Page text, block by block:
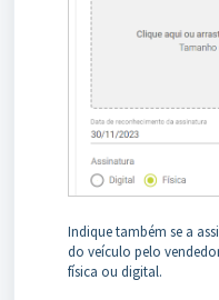
Indique também se a
do veículo pelo
física ou digital.